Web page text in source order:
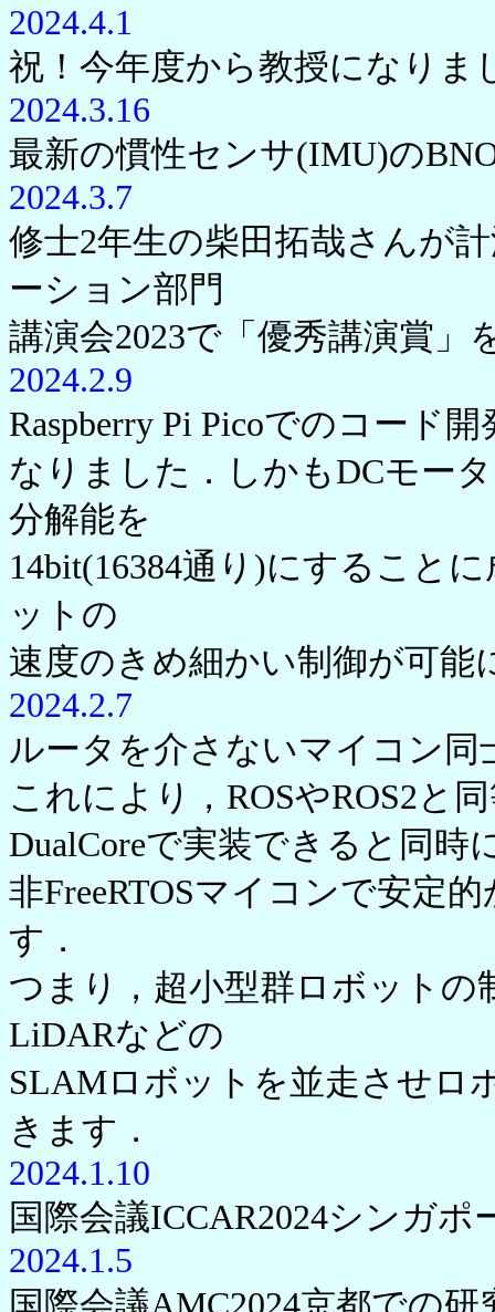
2024.4.1
祝！今年度から教授になりま
2024.3.16
最新の慣性センサ(IMU)の
2024.3.7
修士2年生の柴田拓哉さんが
ーション部門
講演会2023で「優秀講演賞」
2024.2.9
Raspberry Pi Picoでのコード
なりました．しかもDCモー
分解能を
14bit(16384通り)にすること
ットの
速度のきめ細かい制御が可能
2024.2.7
ルータを介さないマイコン
これにより，ROSやROS2と
DualCoreで実装できると同
非FreeRTOSマイコンで安定
す．
つまり，超小型群ロボット
LiDARなどの
SLAMロボットを並走させロ
きます．
2024.1.10
国際会議ICCAR2024シンガ
2024.1.5